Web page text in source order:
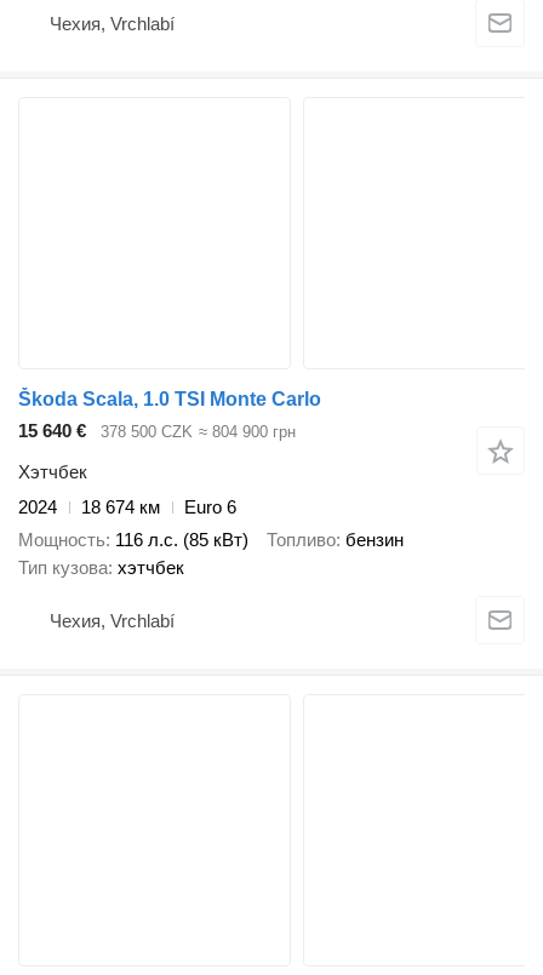
Чехия, Vrchlabí
Škoda Scala, 1.0 TSI Monte Carlo
15 640 €
378 500 CZK ≈ 804 900 грн
Хэтчбек
2024
18 674 км
Euro 6
Мощность 116 л.с. (85 кВт) Топливо бензин
Тип кузова хэтчбек
Чехия, Vrchlabí